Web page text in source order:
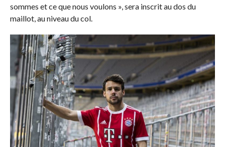
sommes et ce que nous voulons », sera inscrit au dos du
maillot, au niveau du col.